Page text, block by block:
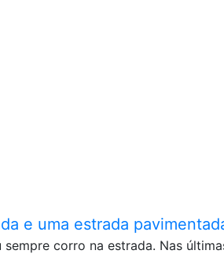
e uma estrada
corro na estrada. Nas